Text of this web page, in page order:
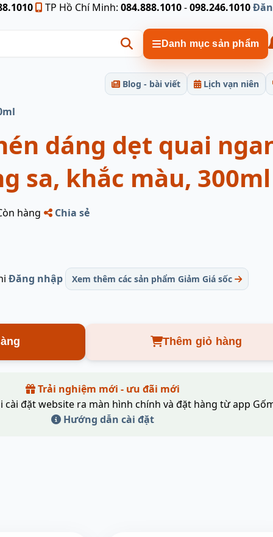
TP Hồ Chí Minh: 084.888.1010-098.246.1010
Danh mục sản phẩm
Lịch vạn niên
Blog - bài viết
dáng dẹt quai
sa, khắc màu, 300ml
hàng Chia sẻ
Đăng nhập Xem thêm các sản phẩm Giảm Giá sốc
Thêm giỏ hàng
Trải nghiệm mới - ưu đãi mới
cài đặt website ra màn hình chính và đặt hàng từ app
Hướng dẫn cài đặt